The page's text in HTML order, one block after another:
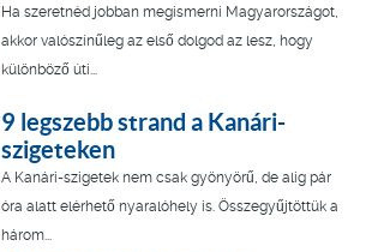
Ha szeretnéd jobban megismerni Magyarországot,
akkor valószínűleg az első dolgod az lesz, hogy
különböző úti...
9 legszebb strand a Kanári-
szigeteken
A Kanári-szigetek nem csak gyönyörű, de alig pár
óra alatt elérhető nyaralóhely is. Összegyűjtöttük a
három...